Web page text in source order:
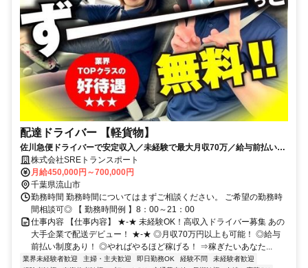
配達ドライバー 【軽貨物】
佐川急便ドライバーで安定収入／未経験で最大月収70万／給与前払い可
能／ライフスタイルに合わせて働ける
株式会社SREトランスポート
月給450,000円～700,000円
千葉県流山市
勤務時間 勤務時間についてはまずご相談ください。 ご希望の勤務時
間相談可◎ 【 勤務時間例 】8：00～21：00
仕事内容 【仕事内容】 ★-★ 未経験OK！高収入ドライバー募集 あの
大手企業で配送デビュー！ ★-★ ◎月収70万円以上も可能！ ◎給与
前払い制度あり！ ◎やればやるほど稼げる！ ⇒稼ぎたいあなた...
業界未経験者歓迎 主婦・主夫歓迎 即日勤務OK 経験不問
未経験者歓迎